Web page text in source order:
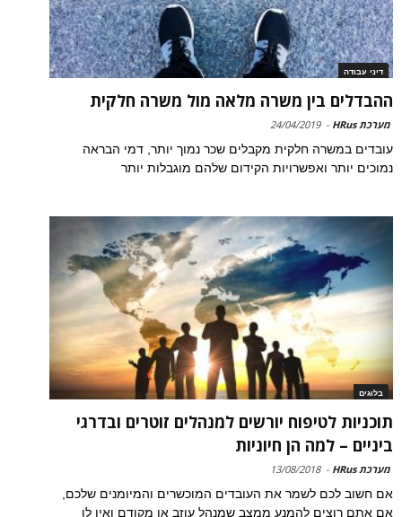
דיני עבודה
ההבדלים בין משרה מלאה מול משרה חלקית
מערכת HRus -
24/04/2019
עובדים במשרה חלקית מקבלים שכר נמוך יותר, דמי הבראה
נמוכים יותר ואפשרויות הקידום שלהם מוגבלות יותר
בלוגים
תוכניות לטיפוח יורשים למנהלים זוטרים ובדרגי
ביניים – למה הן חיוניות
מערכת HRus -
13/08/2018
אם חשוב לכם לשמר את העובדים המוכשרים והמיומנים שלכם,
אם אתם רוצים להמנע ממצב שמנהל עוזב או מקודם ואין לו